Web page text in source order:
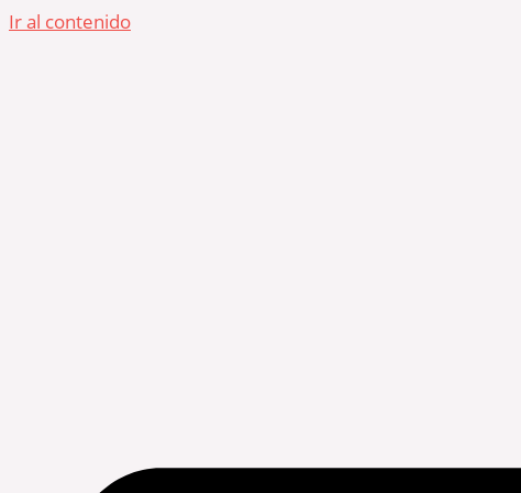
Ir al contenido